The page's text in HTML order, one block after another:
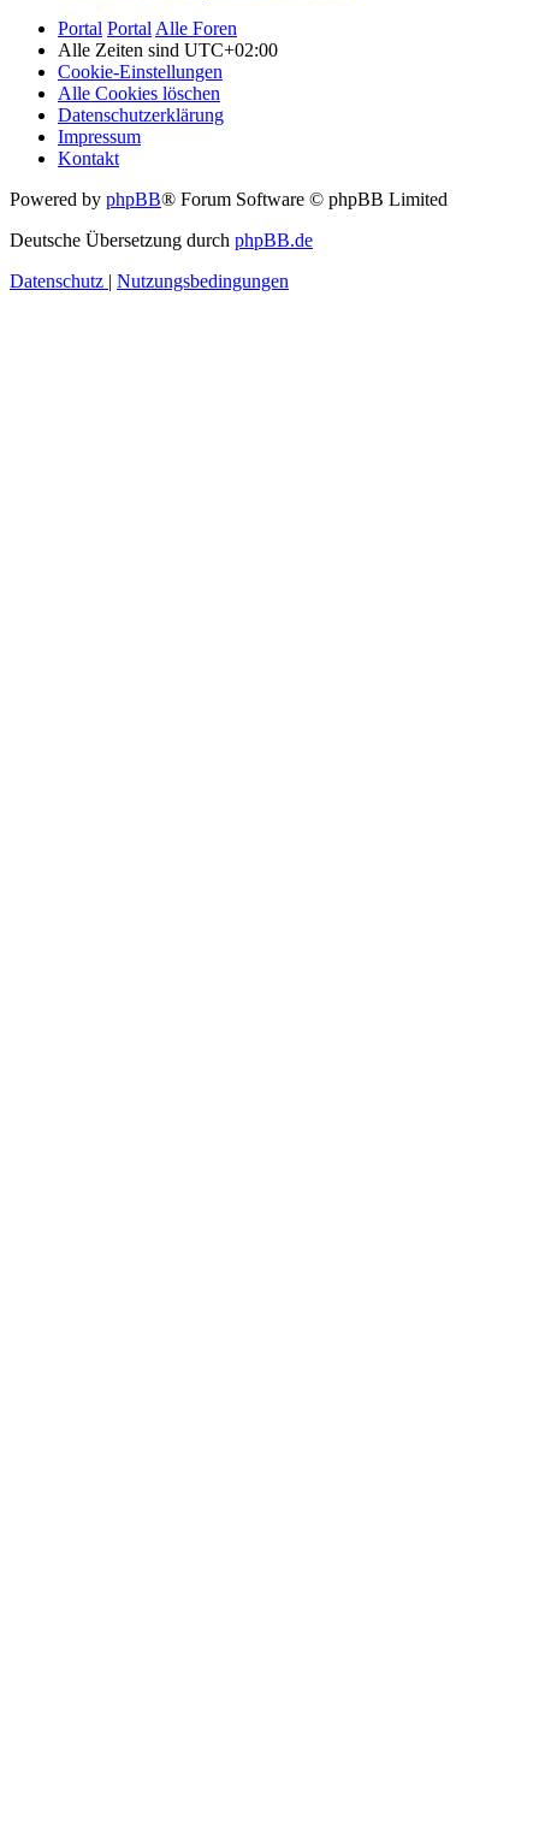
Portal Portal Alle Foren
Alle Zeiten sind UTC+02:00
Cookie-Einstellungen
Alle Cookies löschen
Datenschutzerklärung
Impressum
Kontakt
Powered by phpBB® Forum Software © phpBB Limited
Deutsche Übersetzung durch phpBB.de
Datenschutz | Nutzungsbedingungen